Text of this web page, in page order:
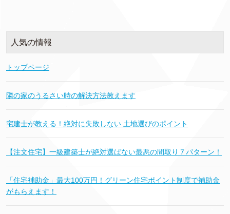
人気の情報
トップページ
隣の家のうるさい時の解決方法教えます
宅建士が教える！絶対に失敗しない 土地選びのポイント
【注文住宅】一級建築士が絶対選ばない最悪の間取り７パターン！
「住宅補助金」最大100万円！グリーン住宅ポイント制度で補助金
がもらえます！